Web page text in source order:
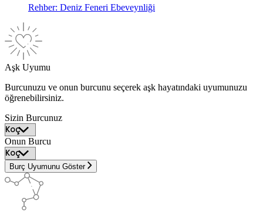
Rehber: Deniz Feneri Ebeveynliği
Aşk Uyumu
Burcunuzu ve onun burcunu seçerek aşk hayatındaki uyumunuzu
öğrenebilirsiniz.
Sizin Burcunuz
Onun Burcu
Burç Uyumunu Göster